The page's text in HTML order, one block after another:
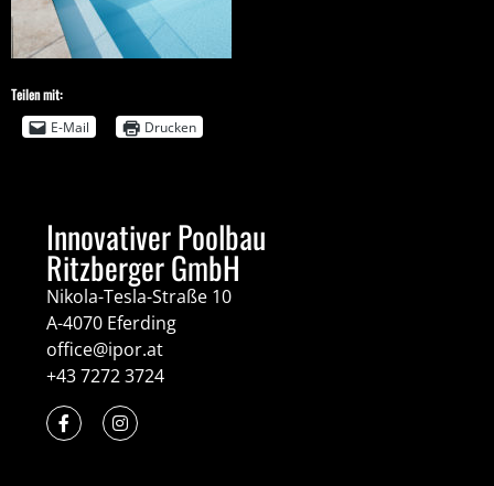
Teilen mit:
E-Mail
Drucken
Innovativer Poolbau
Ritzberger GmbH
Nikola-Tesla-Straße 10
A-4070 Eferding
office@ipor.at
+43 7272 3724